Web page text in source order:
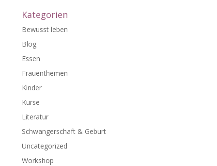
Kategorien
Bewusst leben
Blog
Essen
Frauenthemen
Kinder
Kurse
Literatur
Schwangerschaft & Geburt
Uncategorized
Workshop